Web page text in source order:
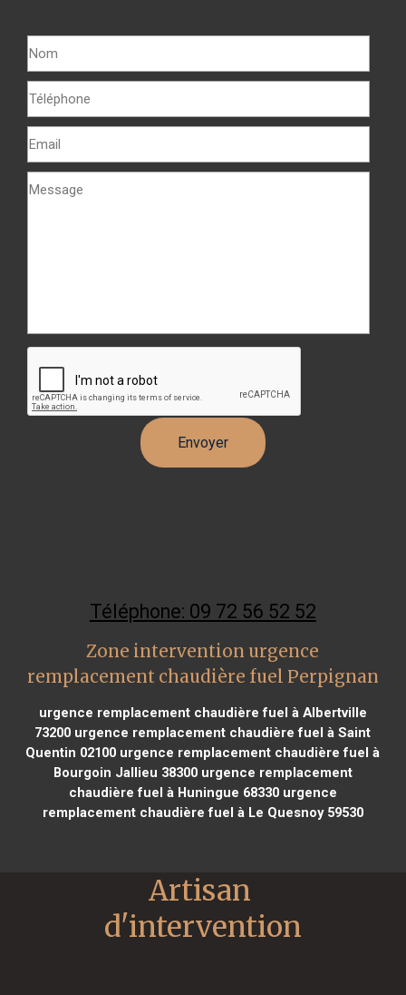
Téléphone: 09 72 56 52 52
Zone intervention urgence
remplacement chaudière fuel Perpignan
urgence remplacement chaudière fuel à Albertville
73200 urgence remplacement chaudière fuel à Saint
Quentin 02100 urgence remplacement chaudière fuel à
Bourgoin Jallieu 38300urgence remplacement
chaudière fuel à Huningue 68330urgence
remplacement chaudière fuel à Le Quesnoy 59530
Artisan
d'intervention